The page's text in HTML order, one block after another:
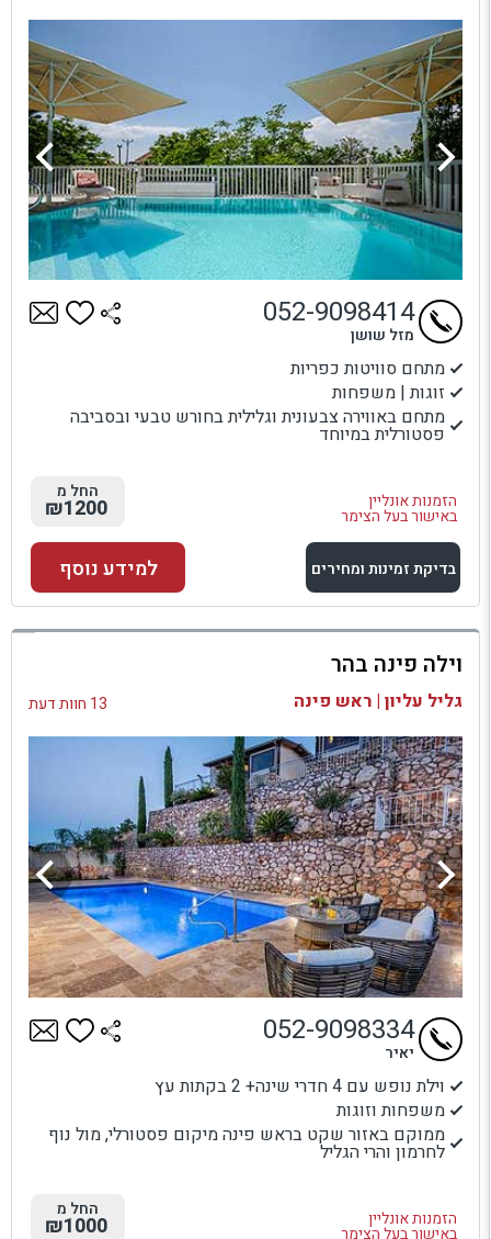
מתחם סוויטות כפריות
זוגות | משפחות
מתחם באווירה צבעונית וגלילית בחורש טבעי ובסביבה
פסטורלית במיוחד
הזמנות אונליין
באישור בעל הצימר
052-9098414
מזל שושן
החל מ
₪1200
בדיקת זמינות ומחירים
למתחם זה
בדיקת זמינות ומחירים
למידע נוסף
וילה פינה בהר
גליל עליון | ראש פינה 13 חוות דעת
וילת נופש עם 4 חדרי שינה+ 2 בקתות עץ
משפחות וזוגות
ממוקם באזור שקט בראש פינה מיקום פסטורלי, מול נוף
לחרמון והרי הגליל
הזמנות אונליין
באישור בעל הצימר
052-9098334
יאיר
החל מ
₪1000